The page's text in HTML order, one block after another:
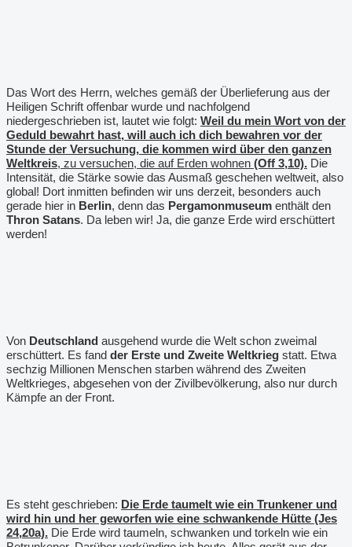
Das Wort des Herrn, welches gemäß der Überlieferung aus der
Heiligen Schrift offenbar wurde und nachfolgend
niedergeschrieben ist, lautet wie folgt: Weil du mein Wort von der
Geduld bewahrt hast, will auch ich dich bewahren vor der
Stunde der Versuchung, die kommen wird über den ganzen
Weltkreis, zu versuchen, die auf Erden wohnen (Off 3,10). Die
Intensität, die Stärke sowie das Ausmaß geschehen weltweit, also
global! Dort inmitten befinden wir uns derzeit, besonders auch
gerade hier in Berlin, denn das Pergamonmuseum enthält den
Thron Satans. Da leben wir! Ja, die ganze Erde wird erschüttert
werden!
Von Deutschland ausgehend wurde die Welt schon zweimal
erschüttert. Es fand der Erste und Zweite Weltkrieg statt. Etwa
sechzig Millionen Menschen starben während des Zweiten
Weltkrieges, abgesehen von der Zivilbevölkerung, also nur durch
Kämpfe an der Front.
Es steht geschrieben: Die Erde taumelt wie ein Trunkener und
wird hin und her geworfen wie eine schwankende Hütte (Jes
24,20a). Die Erde wird taumeln, schwanken und torkeln wie ein